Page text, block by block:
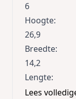
6
Hoogte:
26,9
Breedte:
14,2
Lengte:
16,5
Lees